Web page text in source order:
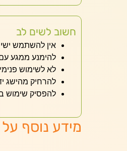
חשוב לשים לב
אין להשתמש
להימנע ממגע עם
לא לשימוש פנימי
להרחיק מהישג
להפסיק שימוש
מידע נוסף